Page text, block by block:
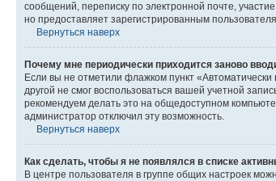
сообщений, переписку по электронной почте,
но предоставляет зарегистрированным
Вернуться наверх
Почему мне периодически приходится заново
Если вы не отметили флажком пункт
другой не смог воспользоваться вашей учетной
рекомендуем делать это на общедоступном
администратор отключил эту возможность.
Вернуться наверх
Как сделать, чтобы я не появлялся в списке
В центре пользователя в группе общих настроек